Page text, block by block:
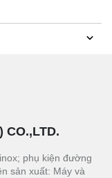
CO.,LTD.
phụ kiện đường
sản xuất: Máy và